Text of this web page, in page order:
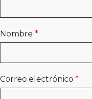
Nombre *
Correo electrónico *